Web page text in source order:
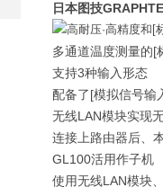
日本图技
高耐压·高精度和[
多通道温度测量的[
支持3种输入形态
配备了[模拟信号输
无线LAN模块实现
连接上路由器后、
GL100活用作子机
使用无线LAN模块